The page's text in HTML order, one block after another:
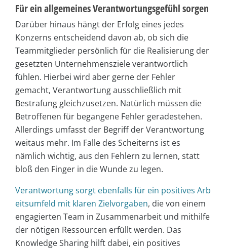
Für ein allgemeines Verantwortungsgefühl sorgen
Darüber hinaus hängt der Erfolg eines jedes
Konzerns entscheidend davon ab, ob sich die
Teammitglieder persönlich für die Realisierung der
gesetzten Unternehmensziele verantwortlich
fühlen. Hierbei wird aber gerne der Fehler
gemacht, Verantwortung ausschließlich mit
Bestrafung gleichzusetzen. Natürlich müssen die
Betroffenen für begangene Fehler geradestehen.
Allerdings umfasst der Begriff der Verantwortung
weitaus mehr. Im Falle des Scheiterns ist es
nämlich wichtig, aus den Fehlern zu lernen, statt
bloß den Finger in die Wunde zu legen.
Verantwortung sorgt ebenfalls für ein positives Arb
eitsumfeld mit klaren Zielvorgaben, die von einem
engagierten Team in Zusammenarbeit und mithilfe
der nötigen Ressourcen erfüllt werden. Das
Knowledge Sharing hilft dabei, ein positives